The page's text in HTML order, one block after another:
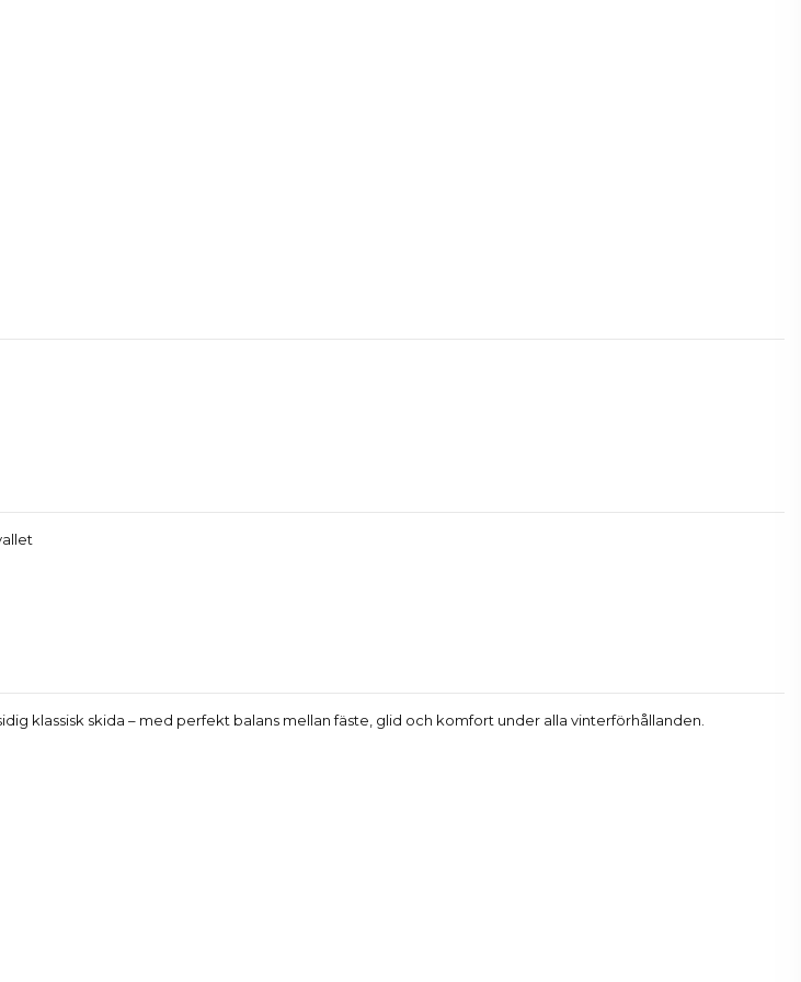
klassisk skida – med perfekt balans mellan fäste, glid och komfort under alla vinterförhållanden.